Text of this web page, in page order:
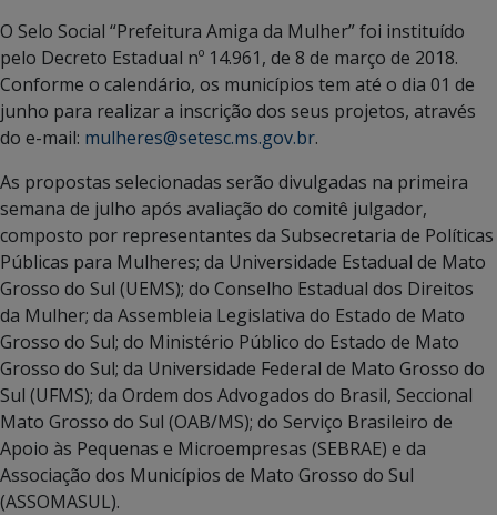
O Selo Social “Prefeitura Amiga da Mulher” foi instituído
pelo Decreto Estadual nº 14.961, de 8 de março de 2018.
Conforme o calendário, os municípios tem até o dia 01 de
junho para realizar a inscrição dos seus projetos, através
do e-mail: mulheres@setesc.ms.gov.br.
As propostas selecionadas serão divulgadas na primeira
semana de julho após avaliação do comitê julgador,
composto por representantes da Subsecretaria de Políticas
Públicas para Mulheres; da Universidade Estadual de Mato
Grosso do Sul (UEMS); do Conselho Estadual dos Direitos
da Mulher; da Assembleia Legislativa do Estado de Mato
Grosso do Sul; do Ministério Público do Estado de Mato
Grosso do Sul; da Universidade Federal de Mato Grosso do
Sul (UFMS); da Ordem dos Advogados do Brasil, Seccional
Mato Grosso do Sul (OAB/MS); do Serviço Brasileiro de
Apoio às Pequenas e Microempresas (SEBRAE) e da
Associação dos Municípios de Mato Grosso do Sul
(ASSOMASUL).